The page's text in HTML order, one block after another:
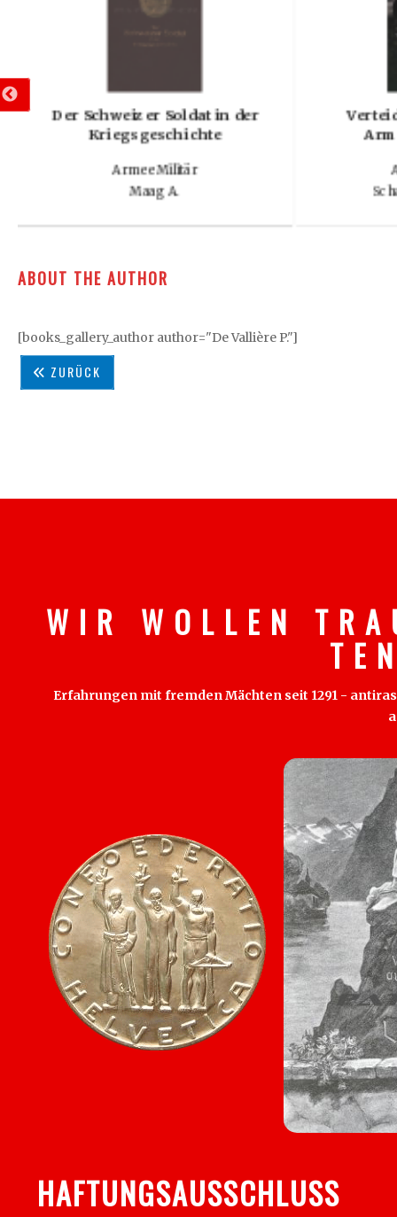
Der Schweizer Soldat in der
Kriegsgeschichte
Armee Militär
Maag A.
ABOUT THE AUTHOR
[books_gallery_author author="De Vallière P."]
ZURÜCK
W I R W O L L E N T R
T E
Erfahrungen mit fremden Mächten seit 1291 -
HAFTUNGSAUSSCHLUSS